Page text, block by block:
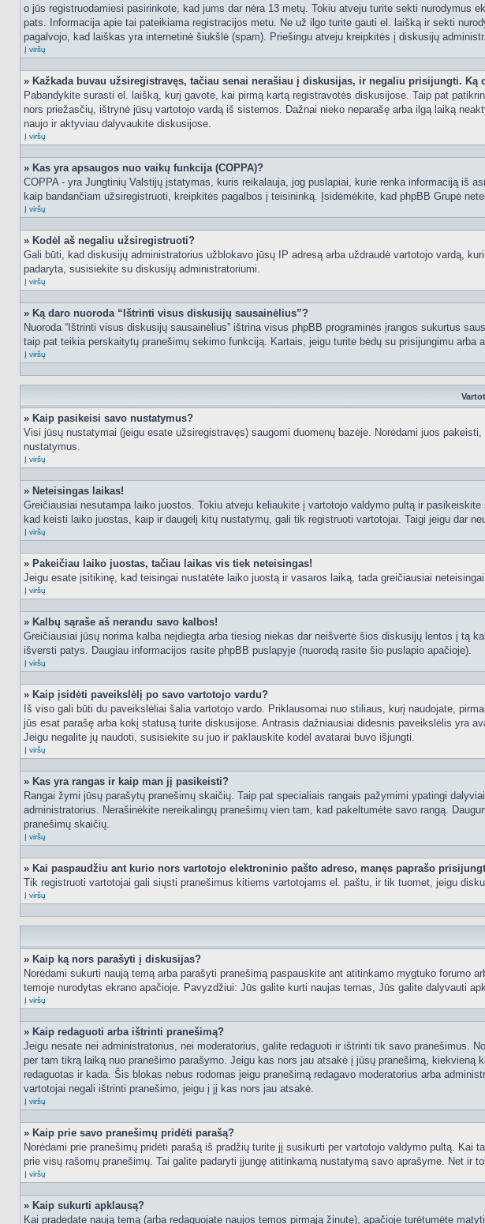
o jūs registruodamiesi pasirinkote, kad jums dar nėra 13 metų. Tokiu atveju turite sekti nurodymus
pats. Informacija apie tai pateikiama registracijos metu. Ne už ilgo turite gauti el. laišką ir sekti
pagalvojo, kad laiškas yra internetinė šiukšlė (spam). Priešingu atveju kreipkitės į diskusijų
Į viršų
» Kažkada buvau užsiregistravęs, tačiau senai nerašiau į diskusijas, ir negaliu prisijungti. Ką
Pabandykite surasti el. laišką, kurį gavote, kai pirmą kartą registravotės diskusijose. Taip pat
nors priežasčių, ištrynė jūsų vartotojo vardą iš sistemos. Dažnai nieko neparašę arba ilgą laiką
naujo ir aktyviau dalyvaukite diskusijose.
Į viršų
» Kas yra apsaugos nuo vaikų funkcija (COPPA)?
COPPA - yra Jungtinių Valstijų įstatymas, kuris reikalauja, jog puslapiai, kurie renka informaciją iš
kaip bandančiam užsiregistruoti, kreipkitės pagalbos į teisininką. Įsidėmėkite, kad phpBB Grupė
Į viršų
» Kodėl aš negaliu užsiregistruoti?
Gali būti, kad diskusijų administratorius užblokavo jūsų IP adresą arba uždraudė vartotojo vardą,
padaryta, susisiekite su diskusijų administratoriumi.
Į viršų
» Ką daro nuoroda “Ištrinti visus diskusijų sausainėlius”?
Nuoroda “Ištrinti visus diskusijų sausainėlius” ištrina visus phpBB programinės įrangos sukurtus
taip pat teikia perskaitytų pranešimų sekimo funkciją. Kartais, jeigu turite bėdų su prisijungimu arba
Į viršų
» Kaip pasikeisi savo nustatymus?
Visi jūsų nustatymai (jeigu esate užsiregistravęs) saugomi duomenų bazėje. Norėdami juos
nustatymus.
Į viršų
» Neteisingas laikas!
Greičiausiai nesutampa laiko juostos. Tokiu atveju keliaukite į vartotojo valdymo pultą ir
kad keisti laiko juostas, kaip ir daugelį kitų nustatymų, gali tik registruoti vartotojai. Taigi jeigu dar
Į viršų
» Pakeičiau laiko juostas, tačiau laikas vis tiek neteisingas!
Jeigu esate įsitikinę, kad teisingai nustatėte laiko juostą ir vasaros laiką, tada greičiausiai
Į viršų
» Kalbų sąraše aš nerandu savo kalbos!
Greičiausiai jūsų norima kalba neįdiegta arba tiesiog niekas dar neišvertė šios diskusijų lentos į tą
išversti patys. Daugiau informacijos rasite phpBB puslapyje (nuorodą rasite šio puslapio apačioje).
Į viršų
» Kaip įsidėti paveikslėlį po savo vartotojo vardu?
Iš viso gali būti du paveikslėliai šalia vartotojo vardo. Priklausomai nuo stiliaus, kurį naudojate,
jūs esat parašę arba kokį statusą turite diskusijose. Antrasis dažniausiai didesnis paveikslėlis yra
Jeigu negalite jų naudoti, susisiekite su juo ir paklauskite kodėl avatarai buvo išjungti.
Į viršų
» Kas yra rangas ir kaip man jį pasikeisti?
Rangai žymi jūsų parašytų pranešimų skaičių. Taip pat specialiais rangais pažymimi ypatingi
administratorius. Nerašinėkite nereikalingų pranešimų vien tam, kad pakeltumėte savo rangą.
pranešimų skaičių.
Į viršų
» Kai paspaudžiu ant kurio nors vartotojo elektroninio pašto adreso, manęs paprašo
Tik registruoti vartotojai gali siųsti pranešimus kitiems vartotojams el. paštu, ir tik tuomet, jeigu
Į viršų
» Kaip ką nors parašyti į diskusijas?
Norėdami sukurti naują temą arba parašyti pranešimą paspauskite ant atitinkamo mygtuko
temoje nurodytas ekrano apačioje. Pavyzdžiui: Jūs galite kurti naujas temas, Jūs galite dalyvauti
Į viršų
» Kaip redaguoti arba ištrinti pranešimą?
Jeigu nesate nei administratorius, nei moderatorius, galite redaguoti ir ištrinti tik savo pranešimus.
per tam tikrą laiką nuo pranešimo parašymo. Jeigu kas nors jau atsakė į jūsų pranešimą,
redaguotas ir kada. Šis blokas nebus rodomas jeigu pranešimą redagavo moderatorius arba
vartotojai negali ištrinti pranešimo, jeigu į jį kas nors jau atsakė.
Į viršų
» Kaip prie savo pranešimų pridėti parašą?
Norėdami prie pranešimų pridėti parašą iš pradžių turite jį susikurti per vartotojo valdymo pultą.
prie visų rašomų pranešimų. Tai galite padaryti įjungę atitinkamą nustatymą savo aprašyme. Net
Į viršų
» Kaip sukurti apklausą?
Kai pradedate naują temą (arba redaguojate naujos temos pirmąją žinutę), apačioje turėtumėte